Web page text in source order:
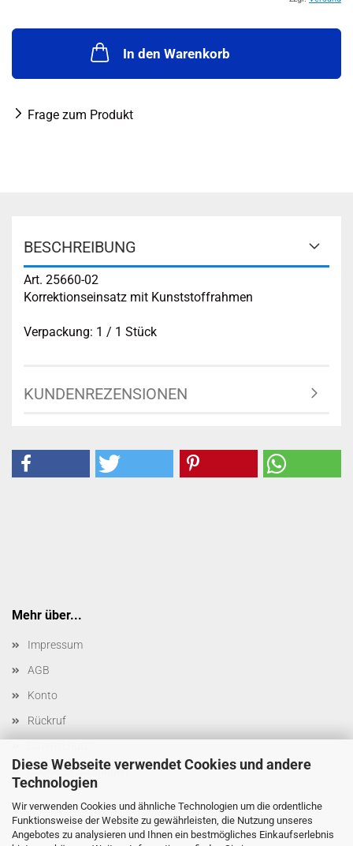
Diese Webseite verwendet Cookies und andere
Technologien
Wir verwenden Cookies und ähnliche Technologien um die ordentliche
Funktionsweise der Website zu gewährleisten, die Nutzung unseres
Angebotes zu analysieren und Ihnen ein bestmögliches Einkaufserlebnis
In den Warenkorb
Frage zum Produkt
BESCHREIBUNG
Art. 25660-02
Korrektionseinsatz mit Kunststoffrahmen
Verpackung: 1 / 1 Stück
KUNDENREZENSIONEN
Mehr über...
Impressum
AGB
Konto
Rückruf
Cookie Einstellungen